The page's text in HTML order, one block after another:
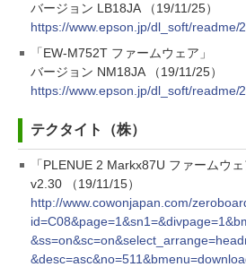
バージョン LB18JA （19/11/25）
https://www.epson.jp/dl_soft/readme/
「EW-M752T ファームウェア」
バージョン NM18JA （19/11/25）
https://www.epson.jp/dl_soft/readme/
テクタイト（株）
「PLENUE 2 Markx87U ファームウェ
v2.30 （19/11/15）
http://www.cowonjapan.com/